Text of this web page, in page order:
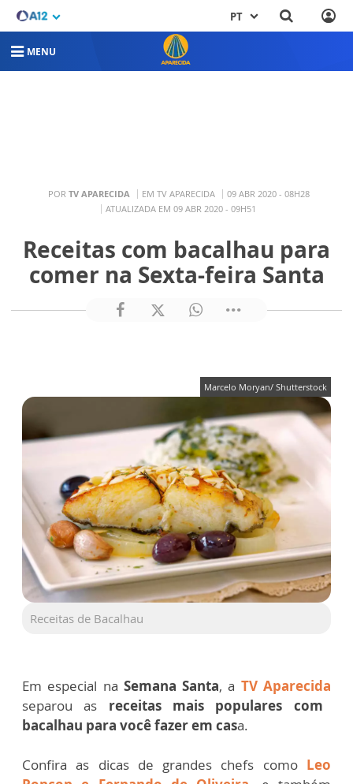
PT
MENU
POR TV APARECIDA EM TV APARECIDA
09 ABR 2020 - 08H28
ATUALIZADA EM 09 ABR 2020 - 09H51
Receitas com bacalhau para
comer na Sexta-feira Santa
Marcelo Moryan/ Shutterstock
Receitas de Bacalhau
Em especial na Semana Santa, a TV Aparecida
separou as receitas mais populares com
bacalhau para você fazer em casa.
Confira as dicas de grandes chefs como Leo